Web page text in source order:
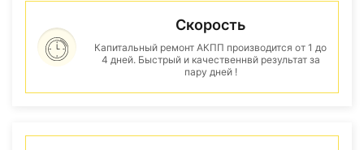
Скорость
Капитальный ремонт АКПП производится от 1 до
4 дней. Быстрый и качественнвй результат за
пару дней !